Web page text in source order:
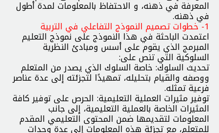
المعرفة في ذهنه، و الاحتفاظ بالمعلومات لمدة أطول
في ذهنه.
1- خطوات تصميم النموذج التفاعلي في التربية
اعتمدت الباحثة في هذا النموذج على نموذج التعليم
المبرمج الذي يقوم على أسس ومبادئ النظرية
السلوكية التي تنص على:
تحديث السلوك: خاصة السلوك الذي يصدر من المتعلم
ووصفه والقيام بتحليله، تمهيدًا لتجزئته إلى عدة عناصر
فرعية تمثله.
توفير مثيرات العملية التعليمية: الحرص على توفير كافة
المثيرات الخاصة بالعملية التعليمية، إلى جانب
المعلومات لتقديمها ضمن المحتوى التعليمي المقدم
للمتعلم، مع تجزئة هذه المعلومات إلي عدة وحدات